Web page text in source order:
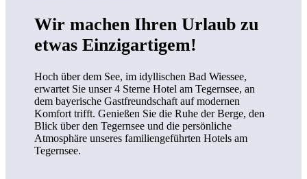
Wir machen Ihren Urlaub zu
etwas Einzigartigem!
Hoch über dem See, im idyllischen Bad Wiessee,
erwartet Sie unser 4 Sterne Hotel am Tegernsee, an
dem bayerische Gastfreundschaft auf modernen
Komfort trifft. Genießen Sie die Ruhe der Berge, den
Blick über den Tegernsee und die persönliche
Atmosphäre unseres familiengeführten Hotels am
Tegernsee.